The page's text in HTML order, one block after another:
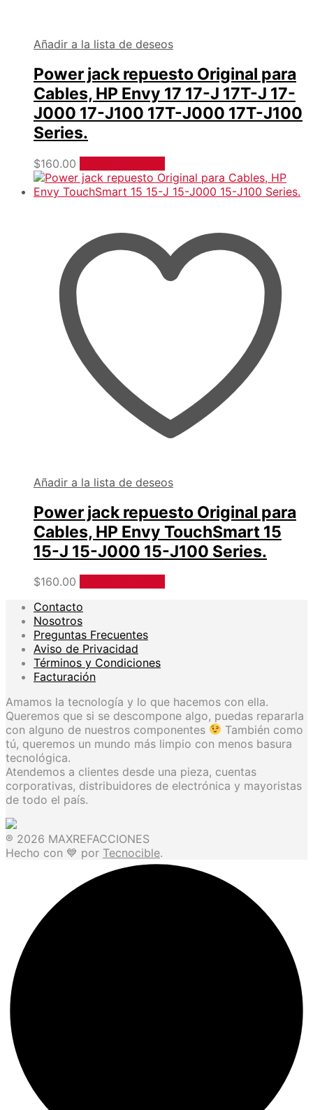
Añadir a la lista de deseos
Power jack repuesto Original para
Cables, HP Envy 17 17-J 17T-J 17-
J000 17-J100 17T-J000 17T-J100
Series.
$160.00
Añadir a la lista de deseos
Power jack repuesto Original para
Cables, HP Envy TouchSmart 15
15-J 15-J000 15-J100 Series.
$160.00
Contacto
Nosotros
Preguntas Frecuentes
Aviso de Privacidad
Términos y Condiciones
Facturación
Amamos la tecnología y lo que hacemos con ella.
Queremos que si se descompone algo, puedas repararla
con alguno de nuestros componentes
También como
tú, queremos un mundo más limpio con menos basura
tecnológica.
Atendemos a clientes desde una pieza, cuentas
corporativas, distribuidores de electrónica y mayoristas
de todo el país.
® 2026 MAXREFACCIONES
Hecho con 💙 por Tecnocible.